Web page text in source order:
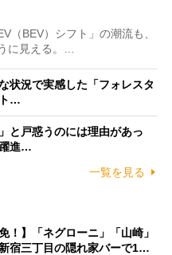
BEV）シフト」の潮流も、
に見える。…
状況で実感した「フォレスタ
…
と戸惑うのには理由があっ
進…
一覧を見る
！】「ネグローニ」「山崎」
新宿三丁目の隠れ家バーで1…